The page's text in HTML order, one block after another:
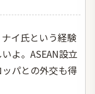
イ氏という経験
よ。ASEAN設立
パとの外交も得